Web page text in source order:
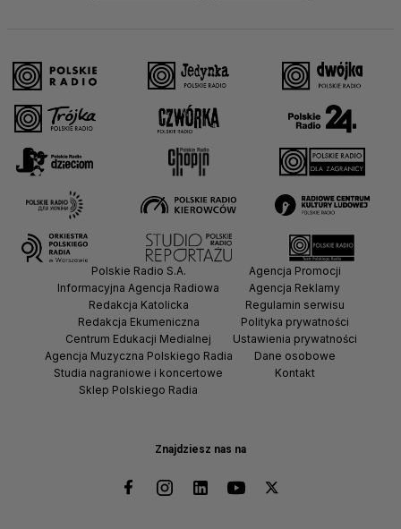
Znajdziesz nas na
Polskie Radio S.A.
Informacyjna Agencja Radiowa
Redakcja Katolicka
Redakcja Ekumeniczna
Centrum Edukacji Medialnej
Agencja Muzyczna Polskiego Radia
Studia nagraniowe i koncertowe
Sklep Polskiego Radia
Agencja Promocji
Agencja Reklamy
Regulamin serwisu
Polityka prywatności
Ustawienia prywatności
Dane osobowe
Kontakt